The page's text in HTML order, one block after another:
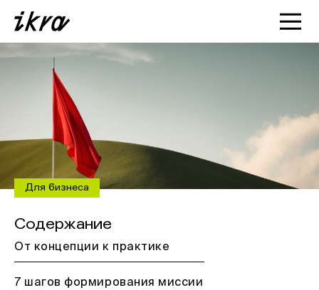
Познакомиться с ИКРОЙ
Для бизнеса
Содержание
От концепции к практике
7 шагов формирования миссии